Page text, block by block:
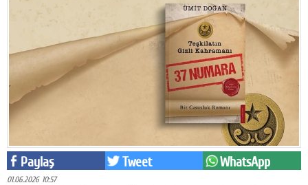
Dünya
Bilim
Kültür-sanat
Künye
Paylaş Tweet WhatsApp
01.06.2026 10:57